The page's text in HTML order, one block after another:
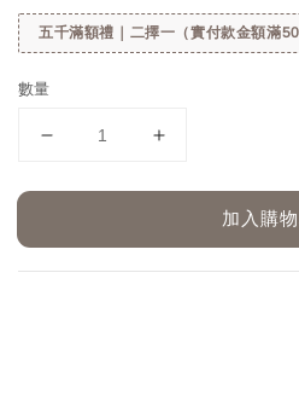
五千滿額禮｜二擇一（實付款金額滿
數量
加入購